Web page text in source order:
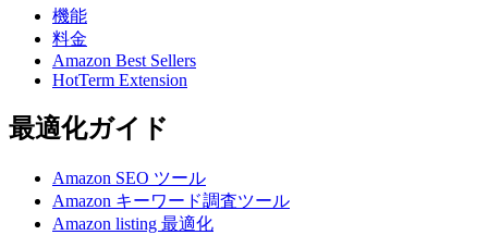
機能
料金
Amazon Best Sellers
HotTerm Extension
最適化ガイド
Amazon SEO ツール
Amazon キーワード調査ツール
Amazon listing 最適化